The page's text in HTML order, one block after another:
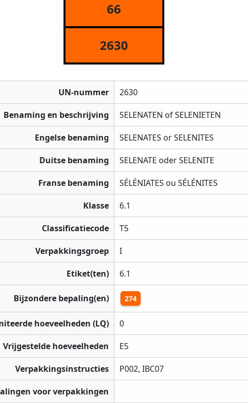
66
2630
UN-nummer 2630
Benaming en beschrijving SELENATEN of SELENIETEN
Engelse benaming SELENATES or SELENITES
Duitse benaming SELENATE oder SELENITE
Franse benaming SÉLÉNIATES ou SÉLÉNITES
Klasse 6.1
Classificatiecode T5
Verpakkingsgroep I
Etiket(ten) 6.1
Bijzondere bepaling(en) 274
hoeveelheden (LQ) 0
Vrijgestelde hoeveelheden E5
Verpakkingsinstructies P002, IBC07
voor verpakkingen